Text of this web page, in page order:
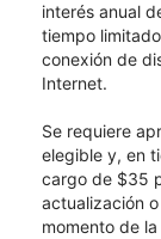
interés anual
tiempo
conexión de
Internet.
Se requiere
elegible y, en
cargo de $35
actualización
momento de